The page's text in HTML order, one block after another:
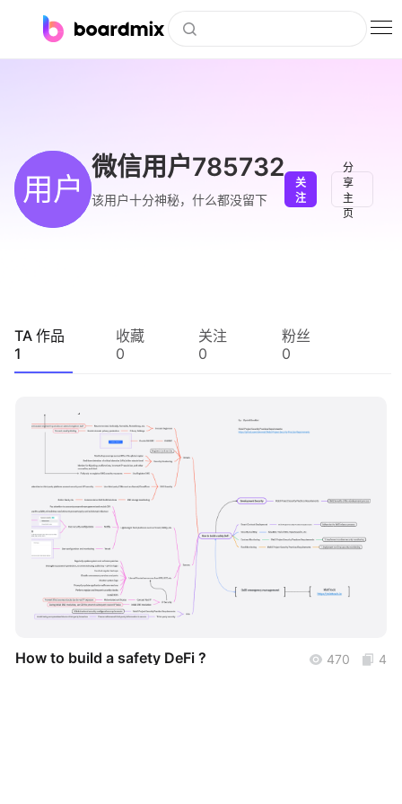
下载
会员
企业服务
知识分享社区
用户
微信用户785732
该用户十分神秘，什么都没留下
关
注
分
享
主
页
TA 作品
1
收藏
0
关注
0
粉丝
0
boardmix
How to build a safety DeFi ? 470 4